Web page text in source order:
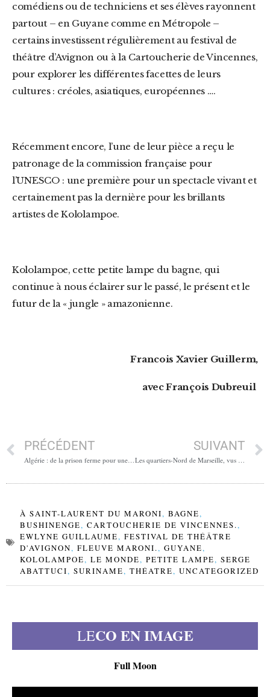
comédiens ou de techniciens et ses élèves rayonnent
partout – en Guyane comme en Métropole –
certains investissent régulièrement au festival de
théâtre d’Avignon ou à la Cartoucherie de Vincennes,
pour explorer les différentes facettes de leurs
cultures : créoles, asiatiques, européennes ….
Récemment encore, l’une de leur pièce a reçu le
patronage de la commission française pour
l’UNESCO : une première pour un spectacle vivant et
certainement pas la dernière pour les brillants
artistes de Kololampoe.
Kololampoe, cette petite lampe du bagne, qui
continue à nous éclairer sur le passé, le présent et le
futur de la « jungle » amazonienne.
Francois Xavier Guillerm,
avec François Dubreuil
PRÉCÉDENT
Algérie : de la prison ferme pour une militante kabyle
SUIVANT
Les quartiers-Nord de Marseille, vus d’Allemagne
À SAINT-LAURENT DU MARONI, BAGNE,
BUSHINENGE, CARTOUCHERIE DE VINCENNES.,
EWLYNE GUILLAUME, FESTIVAL DE THÉÂTRE
D'AVIGNON, FLEUVE MARONI., GUYANE,
KOLOLAMPOE, LE MONDE, PETITE LAMPE, SERGE
ABATTUCI, SURINAME, THÉATRE, UNCATEGORIZED
LECO EN IMAGE
Full Moon